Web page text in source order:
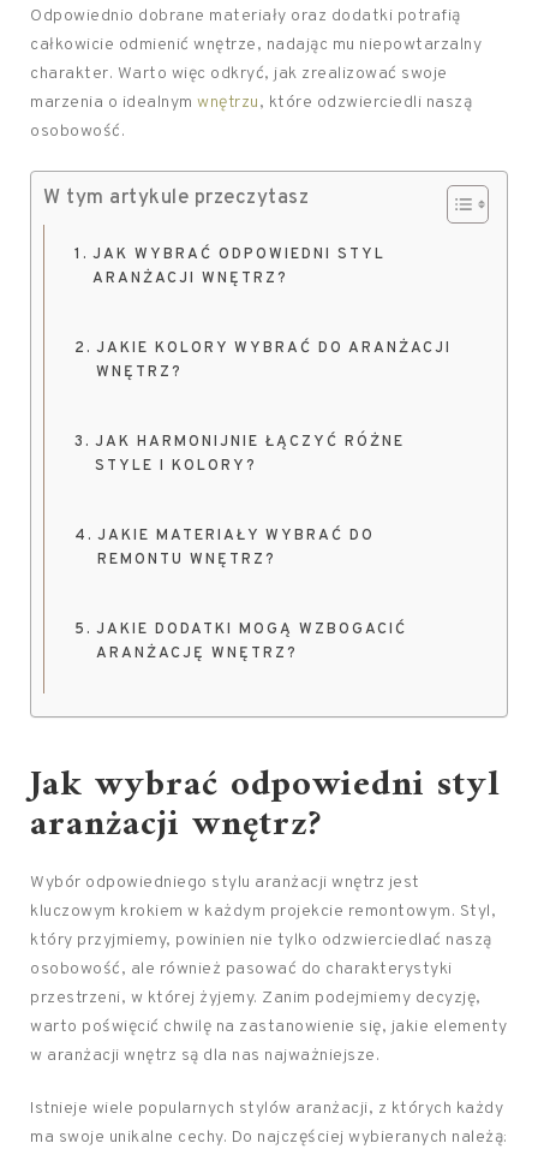
Odpowiednio dobrane materiały oraz dodatki potrafią
całkowicie odmienić wnętrze, nadając mu niepowtarzalny
charakter. Warto więc odkryć, jak zrealizować swoje
marzenia o idealnym wnętrzu, które odzwierciedli naszą
osobowość.
W tym artykule przeczytasz
JAK WYBRAĆ ODPOWIEDNI STYL
ARANŻACJI WNĘTRZ?
JAKIE KOLORY WYBRAĆ DO ARANŻACJI
WNĘTRZ?
JAK HARMONIJNIE ŁĄCZYĆ RÓŻNE
STYLE I KOLORY?
JAKIE MATERIAŁY WYBRAĆ DO
REMONTU WNĘTRZ?
JAKIE DODATKI MOGĄ WZBOGACIĆ
ARANŻACJĘ WNĘTRZ?
Jak wybrać odpowiedni styl
aranżacji wnętrz?
Wybór odpowiedniego stylu aranżacji wnętrz jest
kluczowym krokiem w każdym projekcie remontowym. Styl,
który przyjmiemy, powinien nie tylko odzwierciedlać naszą
osobowość, ale również pasować do charakterystyki
przestrzeni, w której żyjemy. Zanim podejmiemy decyzję,
warto poświęcić chwilę na zastanowienie się, jakie elementy
w aranżacji wnętrz są dla nas najważniejsze.
Istnieje wiele popularnych stylów aranżacji, z których każdy
ma swoje unikalne cechy. Do najczęściej wybieranych należą: